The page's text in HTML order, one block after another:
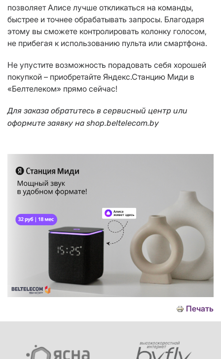
позволяет Алисе лучше откликаться на команды,
быстрее и точнее обрабатывать запросы. Благодаря
этому вы сможете контролировать колонку голосом,
не прибегая к использованию пульта или смартфона.
Не упустите возможность порадовать себя хорошей
покупкой – приобретайте Яндекс.Станцию Миди в
«Белтелеком» прямо сейчас!
Для заказа обратитесь в сервисный центр или
оформите заявку на shop.beltelecom.by
Печать